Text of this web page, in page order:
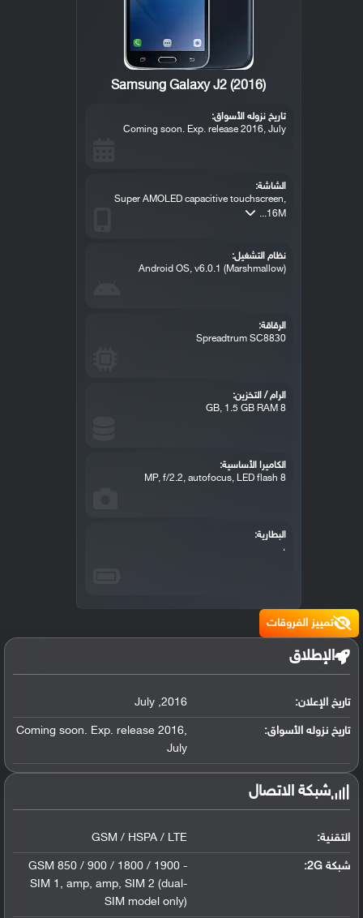
Samsung Galaxy J2 (2016)
تاريخ نزوله الأسواق:
Coming soon. Exp. release 2016, July
الشاشة:
Super AMOLED capacitive touchscreen,
16M...
نظام التشغيل:
Android OS, v6.0.1 (Marshmallow)
الرقاقة:
Spreadtrum SC8830
الرام / التخزين:
8 GB, 1.5 GB RAM
الكاميرا الأساسية:
8 MP, f/2.2, autofocus, LED flash
البطارية:
،
تمييز الفروقات
الإطلاق
تاريخ الإعلان: 2016
,
July
تاريخ نزوله الأسواق: Coming soon. Exp. release 2016,
July
شبكة الاتصال
التقنية: GSM / HSPA / LTE
شبكة 2G:
GSM 850 / 900 / 1800 / 1900 -
SIM 1 , amp, amp, SIM 2 (dual-
SIM model only)